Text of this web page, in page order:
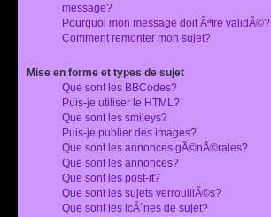
message?
Pourquoi mon message doit Ãªtre validÃ©?
Comment remonter mon sujet?
Mise en forme et types de sujet
Que sont les BBCodes?
Puis-je utiliser le HTML?
Que sont les smileys?
Puis-je publier des images?
Que sont les annonces gÃ©nÃ©rales?
Que sont les annonces?
Que sont les post-it?
Que sont les sujets verrouillÃ©s?
Que sont les icÃ´nes de sujet?